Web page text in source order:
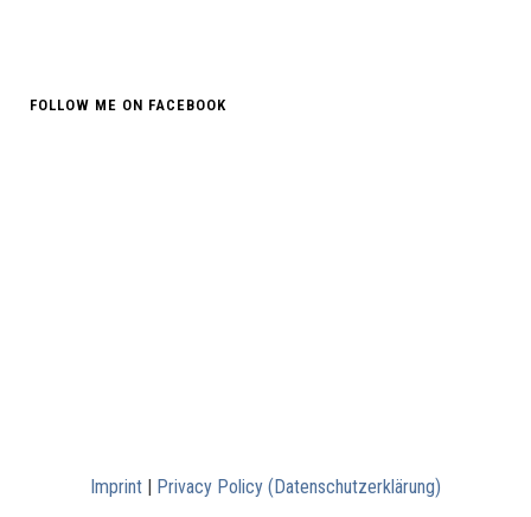
FOLLOW ME ON FACEBOOK
Imprint | Privacy Policy (Datenschutzerklärung)